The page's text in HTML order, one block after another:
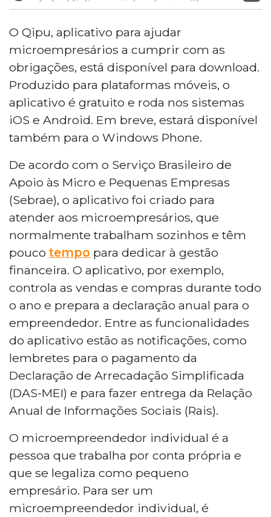
O Qipu, aplicativo para ajudar
microempresários a cumprir com as
obrigações, está disponível para download.
Produzido para plataformas móveis, o
aplicativo é gratuito e roda nos sistemas
iOS e Android. Em breve, estará disponível
também para o Windows Phone.
De acordo com o Serviço Brasileiro de
Apoio às Micro e Pequenas Empresas
(Sebrae), o aplicativo foi criado para
atender aos microempresários, que
normalmente trabalham sozinhos e têm
pouco tempo para dedicar à gestão
financeira. O aplicativo, por exemplo,
controla as vendas e compras durante todo
o ano e prepara a declaração anual para o
empreendedor. Entre as funcionalidades
do aplicativo estão as notificações, como
lembretes para o pagamento da
Declaração de Arrecadação Simplificada
(DAS-MEI) e para fazer entrega da Relação
Anual de Informações Sociais (Rais).
O microempreendedor individual é a
pessoa que trabalha por conta própria e
que se legaliza como pequeno
empresário. Para ser um
microempreendedor individual, é